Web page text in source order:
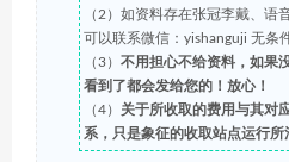
（2）如资料存在张冠李戴、语
可以联系微信：yishanguji 无条
（3） 不用担心不给资料，如果
看到了都会发给您的！放心！
（4） 关于所收取的费用与其对
系，只是象征的收取站点运行所